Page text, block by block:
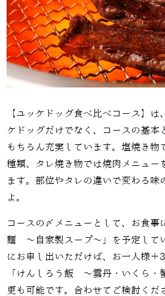
【ユッケドッグ食べ比べコース】は
ケドッグだけでなく、コースの基本
もちろん充実しています。塩焼き物
種類、タレ焼き物では焼肉メニュー
ます。部位やタレの違いで変わる味
よ。
コースの〆メニューとして、お食事
麺 〜自家製スープ〜」を予定して
にお申し出いただけば、お一人様
「けんしろう飯 ～雲丹・いくら・
更も可能です。合わせてご検討くだ